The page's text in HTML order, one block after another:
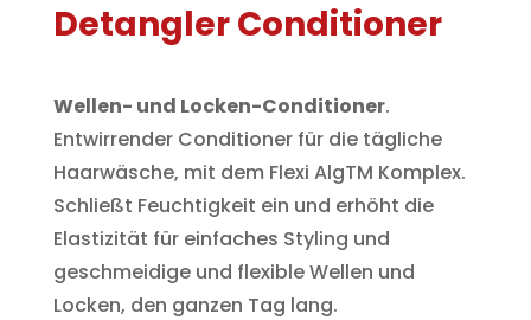
Detangler Conditioner
Wellen- und Locken-Conditioner.
Entwirrender Conditioner für die tägliche
Haarwäsche, mit dem Flexi AlgTM Komplex.
Schließt Feuchtigkeit ein und erhöht die
Elastizität für einfaches Styling und
geschmeidige und flexible Wellen und
Locken, den ganzen Tag lang.